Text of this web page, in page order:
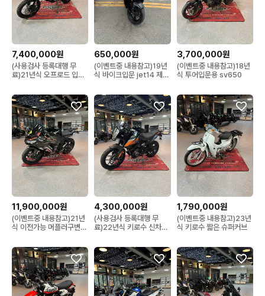
7,400,000원
(사용검사 등록대행 무
료)21년식 오프로드 입문
650,000원
(이벤트중 내용참고)19년
식 바이크입문 jet14 제트
3,700,000원
(이벤트중 내용참고)18년
식 투어입문용 sv650
11,900,000원
(이벤트중 내용참고)21년
식 이전가능 머플러구변
4,300,000원
(사용검사 등록대행 무
료)22년식 키로수 신차급
1,790,000원
(이벤트중 내용참고)23년
식 키로수 짧은 슈퍼커브